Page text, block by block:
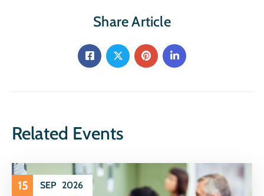
Share Article
Related Events
15 SEP 2026